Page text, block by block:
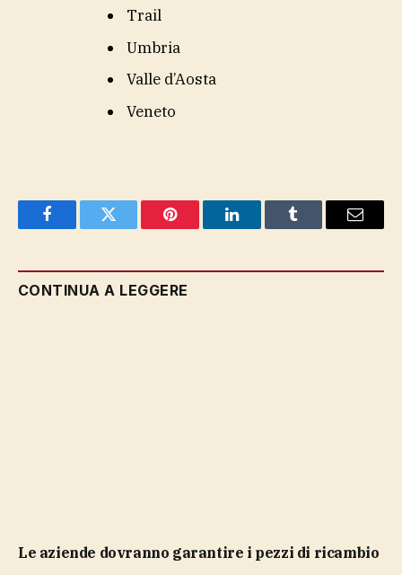
Trail
Umbria
Valle d’Aosta
Veneto
FacebookTwitter Pinterest LinkedInTumblr Email
CONTINUA A LEGGERE
le aziende dovranno garantire i pezzi di ricambio